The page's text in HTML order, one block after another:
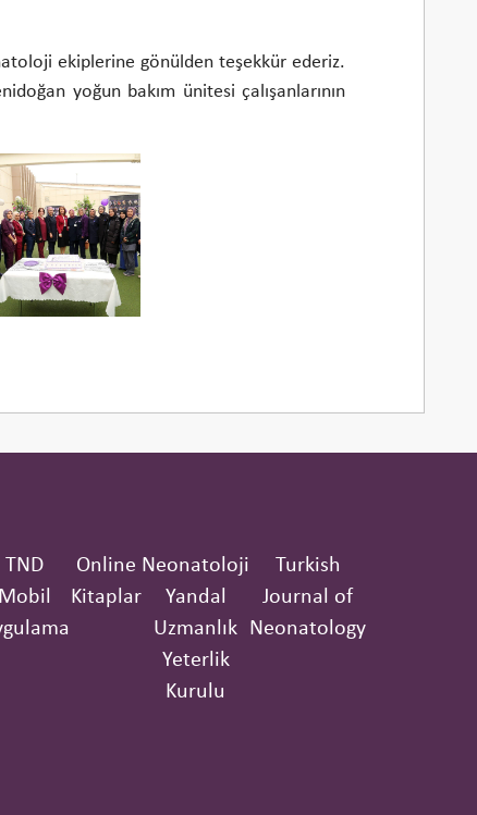
ekiplerine gönülden teşekkür ederiz.
yoğun bakım ünitesi çalışanlarının
TND
Mobil
Online
Kitaplar
Neonatoloji
Yandal
Uzmanlık
Yeterlik
Kurulu
Turkish
Journal of
Neonatology